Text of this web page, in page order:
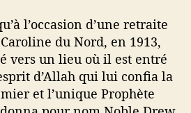
l’occasion d’une retraite
du Nord, en 1913,
vers un lieu où il est entré
d’Allah qui lui confia la
et l’unique Prophète